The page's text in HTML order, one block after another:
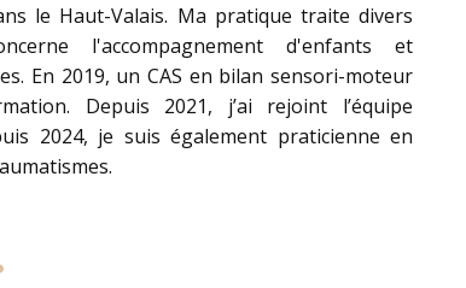
le Haut-Valais. Ma pratique traite divers
l'accompagnement d'enfants et
En 2019, un CAS en bilan sensori-moteur
Depuis 2021, j’ai rejoint l’équipe
2024, je suis également praticienne en